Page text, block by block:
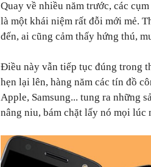
Quay về nhiều năm trước, các
là một khái niệm rất đỗi mới mẻ.
đến, ai cũng cảm thấy hứng thú,
Điều này vẫn tiếp tục đúng trong
hẹn lại lên, hàng năm các tín đồ
Apple, Samsung... tung ra những
nâng niu, bám chặt lấy nó mọi lúc